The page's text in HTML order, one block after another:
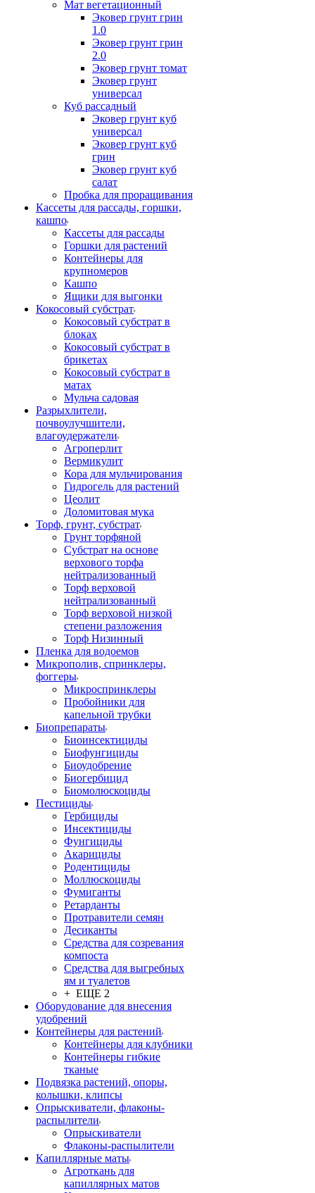
Мат вегетационный
Эковер грунт грин
1.0
Эковер грунт грин
2.0
Эковер грунт томат
Эковер грунт
универсал
Куб рассадный
Эковер грунт куб
универсал
Эковер грунт куб
грин
Эковер грунт куб
салат
Пробка для проращивания
Кассеты для рассады, горшки,
кашпо
Кассеты для рассады
Горшки для растений
Контейнеры для
крупномеров
Кашпо
Ящики для выгонки
Кокосовый субстрат
Кокосовый субстрат в
блоках
Кокосовый субстрат в
брикетах
Кокосовый субстрат в
матах
Мульча садовая
Разрыхлители,
почвоулучшители,
влагоудержатели
Агроперлит
Вермикулит
Кора для мульчирования
Гидрогель для растений
Цеолит
Доломитовая мука
Торф, грунт, субстрат
Грунт торфяной
Субстрат на основе
верхового торфа
нейтрализованный
Торф верховой
нейтрализованный
Торф верховой низкой
степени разложения
Торф Низинный
Пленка для водоемов
Микрополив, спринклеры,
фоггеры
Микроспринклеры
Пробойники для
капельной трубки
Биопрепараты
Биоинсектициды
Биофунгициды
Биоудобрение
Биогербицид
Биомолюскоциды
Пестициды
Гербициды
Инсектициды
Фунгициды
Акарициды
Родентициды
Моллюскоциды
Фумиганты
Ретарданты
Протравители семян
Десиканты
Средства для созревания
компоста
Средства для выгребных
ям и туалетов
+ ЕЩЕ 2
Оборудование для внесения
удобрений
Контейнеры для растений
Контейнеры для клубники
Контейнеры гибкие
тканые
Подвязка растений, опоры,
колышки, клипсы
Опрыскиватели, флаконы-
распылители
Опрыскиватели
Флаконы-распылители
Капиллярные маты
Агроткань для
капиллярных матов